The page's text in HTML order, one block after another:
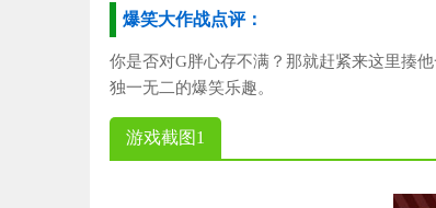
爆笑大作战点评：
你是否对G胖心存不满？那就赶紧来这里揍
独一无二的爆笑乐趣。
游戏截图1